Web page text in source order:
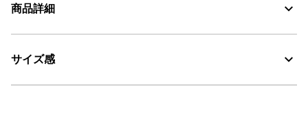
素材の特徴
商品詳細
・色：キュー ヴィンテージ (003)
サイズ感